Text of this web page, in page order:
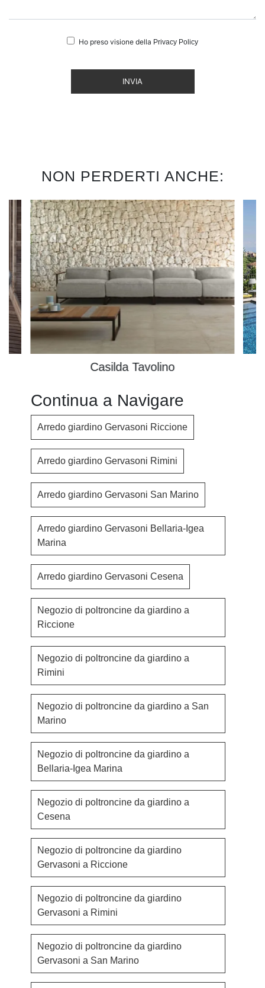
Ho preso visione della Privacy Policy
INVIA
NON PERDERTI ANCHE:
Casilda Tavolino
Continua a Navigare
Arredo giardino Gervasoni Riccione
Arredo giardino Gervasoni Rimini
Arredo giardino Gervasoni San Marino
Arredo giardino Gervasoni Bellaria-Igea
Marina
Arredo giardino Gervasoni Cesena
Negozio di poltroncine da giardino a
Riccione
Negozio di poltroncine da giardino a
Rimini
Negozio di poltroncine da giardino a San
Marino
Negozio di poltroncine da giardino a
Bellaria-Igea Marina
Negozio di poltroncine da giardino a
Cesena
Negozio di poltroncine da giardino
Gervasoni a Riccione
Negozio di poltroncine da giardino
Gervasoni a Rimini
Negozio di poltroncine da giardino
Gervasoni a San Marino